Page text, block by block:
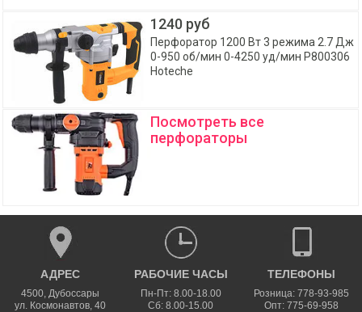
1240 руб
Перфоратор 1200 Вт 3 режима 2.7 Дж
0-950 об/мин 0-4250 уд/мин P800306
Hoteche
Посмотреть все
перфораторы
АДРЕС
4500,Дубоссары
ул. Космонавтов, 40
РАБОЧИЕ ЧАСЫ
Пн-Пт: 8.00-18.00
Сб: 8.00-15.00
ТЕЛЕФОНЫ
Розница: 778-93-985
Опт: 775-69-958